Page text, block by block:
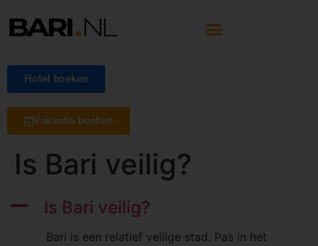
Hotel boeken
Vakantie boeken
Is Bari veilig?
A Is Bari veilig?
Bari is een relatief veilige stad. Pas in het